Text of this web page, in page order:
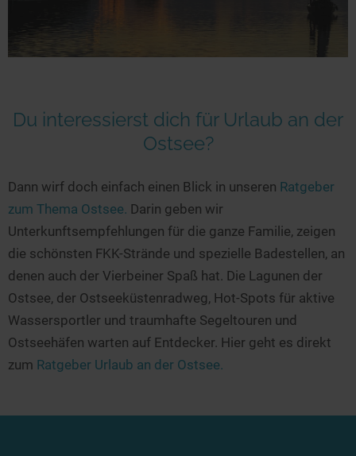
Du interessierst dich für Urlaub an der
Ostsee?
Dann wirf doch einfach einen Blick in unseren Ratgeber
zum Thema Ostsee. Darin geben wir
Unterkunftsempfehlungen für die ganze Familie, zeigen
die schönsten FKK-Strände und spezielle Badestellen, an
denen auch der Vierbeiner Spaß hat. Die Lagunen der
Ostsee, der Ostseeküstenradweg, Hot-Spots für aktive
Wassersportler und traumhafte Segeltouren und
Ostseehäfen warten auf Entdecker. Hier geht es direkt
zum Ratgeber Urlaub an der Ostsee.